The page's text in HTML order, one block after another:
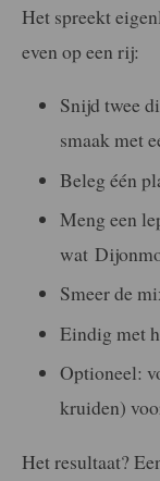
Het spreekt
even op een rij:
Snijd twee
smaak met
Beleg één
Meng een
wat
Smeer de
Eindig met
Optioneel:
kruiden)
Het resultaat?